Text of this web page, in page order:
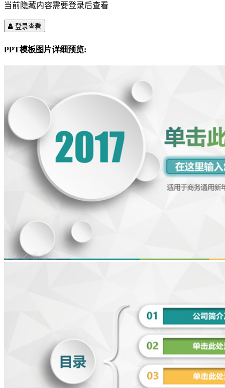
当前隐藏内容需要登录后查看
登录查看
PPT模板图片详细预览: